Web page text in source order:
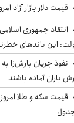
قیمت دلار بازار آزاد امروز شنبه
انتقاد جمهوری
این باندهای
باران آماده باشند